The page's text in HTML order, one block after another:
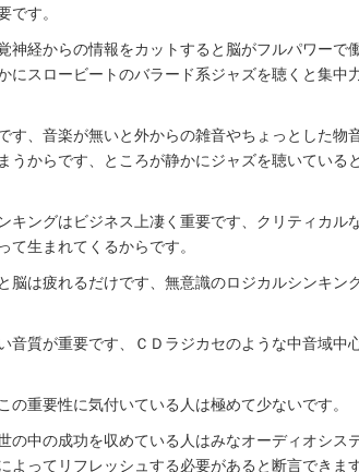
です。
神経からの情報をカットすると脳がフルパワーで
にスロービートのバラード系ジャズを聴くと集中
す、音楽が無いと外からの雑音やちょっとした物
うからです、ところが静かにジャズを聴いている
キングはビジネス上凄く重要です、クリティカル
て生まれてくるからです。
脳は疲れるだけです、無意識のロジカルシンキン
音質が重要です、ＣＤラジカセのような中音域中
の重要性に気付いている人は極めて少ないです。
の中の成功を収めている人はみなオーディオシス
よってリフレッシュする必要があると断言できます